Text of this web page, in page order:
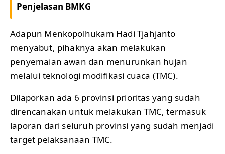
Penjelasan BMKG
Adapun Menkopolhukam Hadi Tjahjanto
menyabut, pihaknya akan melakukan
penyemaian awan dan menurunkan hujan
melalui teknologi modifikasi cuaca (TMC).
Dilaporkan ada 6 provinsi prioritas yang sudah
direncanakan untuk melakukan TMC, termasuk
laporan dari seluruh provinsi yang sudah menjadi
target pelaksanaan TMC.